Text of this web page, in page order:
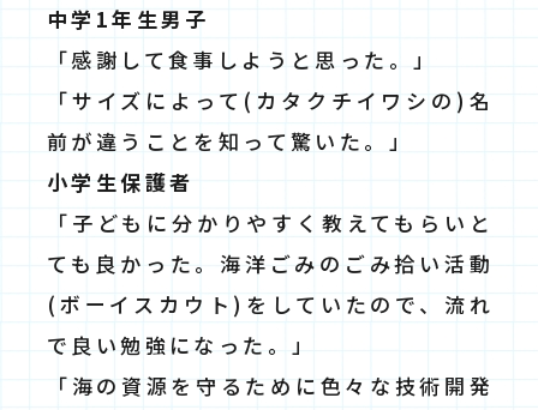
中学1年生男子
「感謝して食事しようと思った。」
「サイズによって(カタクチイワシの)名
前が違うことを知って驚いた。」
⼩学⽣保護者
「子どもに分かりやすく教えてもらいと
ても良かった。海洋ごみのごみ拾い活動
(ボーイスカウト)をしていたので、流れ
で良い勉強になった。」
「海の資源を守るために色々な技術開発